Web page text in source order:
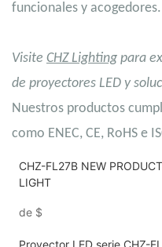
funcionales y acogedores.
Visite CHZ Lighting para
de proyectores LED y
Nuestros productos
como ENEC, CE, RoHS e
CHZ-FL27B NEW
LIGHT
de $